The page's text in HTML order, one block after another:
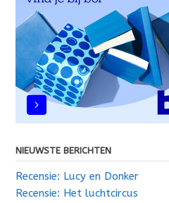
NIEUWSTE BERICHTEN
Recensie: Lucy en Donker
Recensie: Het luchtcircus